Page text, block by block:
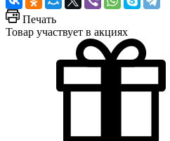
Печать
Товар участвует в акциях